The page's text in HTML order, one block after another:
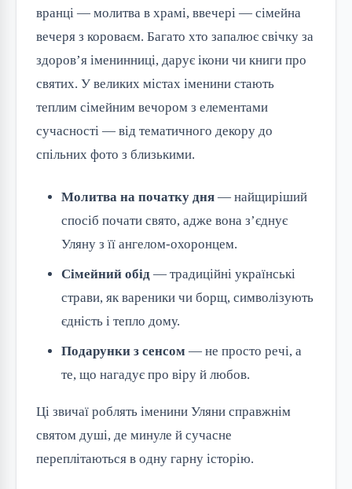
вранці — молитва в храмі, ввечері — сімейна
вечеря з короваєм. Багато хто запалює свічку за
здоров’я іменинниці, дарує ікони чи книги про
святих. У великих містах іменини стають
теплим сімейним вечором з елементами
сучасності — від тематичного декору до
спільних фото з близькими.
Молитва на початку дня — найщиріший
спосіб почати свято, адже вона з’єднує
Уляну з її ангелом-охоронцем.
Сімейний обід — традиційні українські
страви, як вареники чи борщ, символізують
єдність і тепло дому.
Подарунки з сенсом — не просто речі, а
те, що нагадує про віру й любов.
Ці звичаї роблять іменини Уляни справжнім
святом душі, де минуле й сучасне
переплітаються в одну гарну історію.